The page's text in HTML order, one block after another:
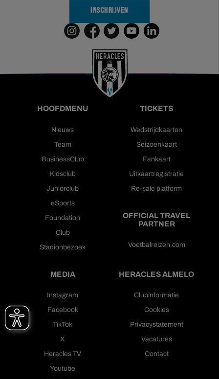
INSCHRIJVEN
HOOFDMENU
Nieuws
Team
BusinessClub
Kidsclub
Juniorclub
eSports
Foundation
Club
Stadionbezoek
TICKETS
Wedstrijdkaarten
Seizoenkaart
Fankaart
Uitkaartregistratie
Re-sale platform
OFFICIAL TRAVEL
PARTNER
Voetbalreizen.com
MEDIA
Instagram
Facebook
TikTok
X
Heracles TV
Youtube
HERACLES ALMELO
Clubinformatie
Cookies
Privacystatement
Vacatures
Contact